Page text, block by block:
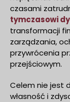
czasami
tymczasowi
transformacji
zarządzania,
przywrócenia
przejściowym.
Celem nie jest
własność i